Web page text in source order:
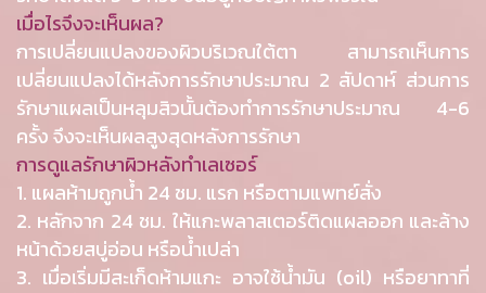
เมื่อไรจึงจะเห็นผล?
การเปลี่ยนแปลงของผิวบริเวณใต้ตา สามารถเห็นการ
เปลี่ยนแปลงได้หลังการรักษาประมาณ 2 สัปดาห์ ส่วนการ
รักษาแผลเป็นหลุมสิวนั้นต้องทำการรักษาประมาณ 4-6
ครั้ง จึงจะเห็นผลสูงสุดหลังการรักษา
การดูแลรักษาผิวหลังทำเลเซอร์
1. แผลห้ามถูกน้ำ 24 ชม. แรก หรือตามแพทย์สั่ง
2. หลักจาก 24 ชม. ให้แกะพลาสเตอร์ติดแผลออก และล้าง
หน้าด้วยสบู่อ่อน หรือน้ำเปล่า
3. เมื่อเริ่มมีสะเก็ดห้ามแกะ อาจใช้น้ำมัน (oil) หรือยาทาที่